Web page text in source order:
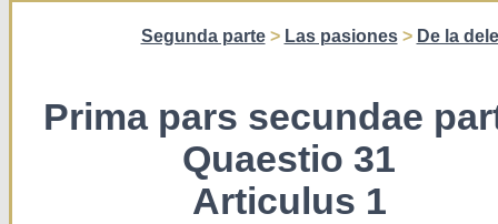
Segunda parte> Las pasiones> De la
Prima pars secundae
Quaestio 31
Articulus 1